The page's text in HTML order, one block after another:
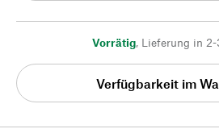
Vorrätig, Lieferung in 2-
Verfügbarkeit im